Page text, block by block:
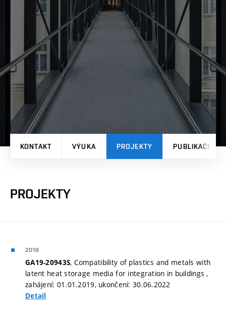
KONTAKT VÝUKA PROJEKTY PUBLIKAČNÍ
PROJEKTY
2019
GA19-20943S, Compatibility of plastics and metals with
latent heat storage media for integration in buildings ,
zahájení: 01.01.2019, ukončení: 30.06.2022
Detail